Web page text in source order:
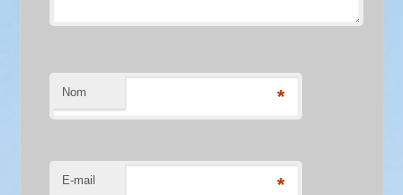
Nom *
E-mail *